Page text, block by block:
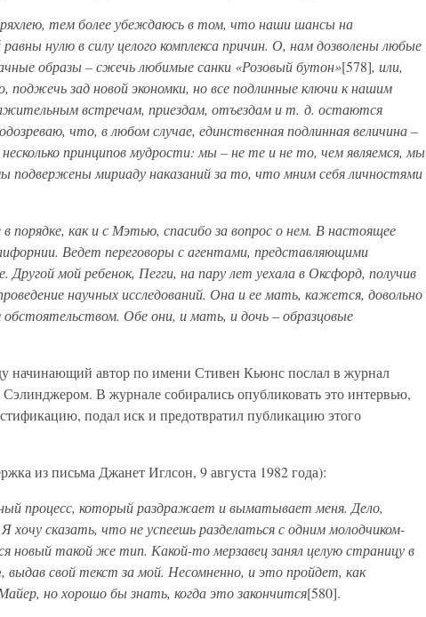
тем более убеждаюсь в том, что наши шансы на
нулю в силу целого комплекса причин. О, нам дозволены любые
образы – сжечь любимые санки «Розовый бутон»[578], или,
поджечь зад новой экономки, но все подлинные ключи к нашим
встречам, приездам, отъездам и т. д. остаются
что, в любом случае, единственная подлинная величина –
принципов мудрости: мы – не те и не то, чем являемся, мы
подвержены мириаду наказаний за то, что мним себя личностями
порядке, как и с Мэтью, спасибо за вопрос о нем. В настоящее
Ведет переговоры с агентами, представляющими
Другой мой ребенок, Пегги, на пару лет уехала в Оксфорд, получив
научных исследований. Она и ее мать, кажется, довольно
обстоятельством. Обе они, и мать, и дочь – образцовые
начинающий автор по имени Стивен Кьюнс послал в журнал
В журнале собирались опубликовать это интервью,
подал иск и предотвратил публикацию этого
из письма Джанет Иглсон, 9 августа 1982 года):
процесс, который раздражает и выматывает меня. Дело,
хочу сказать, что не успеешь разделаться с одним молодчиком-
новый такой же тип. Какой-то мерзавец занял целую страницу в
выдав свой текст за мой. Несомненно, и это пройдет, как
но хорошо бы знать, когда это закончится[580].